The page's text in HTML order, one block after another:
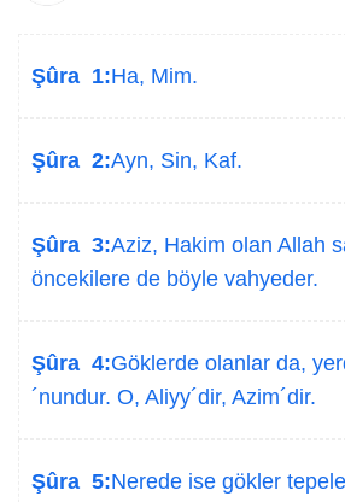
Şûra 1:Ha, Mim.
Şûra 2:Ayn, Sin, Kaf.
Şûra 3:Aziz, Hakim olan Allah
öncekilere de böyle vahyeder.
Şûra 4:Göklerde olanlar da,
´nundur. O, Aliyy´dir, Azim´dir.
Şûra 5:Nerede ise gökler